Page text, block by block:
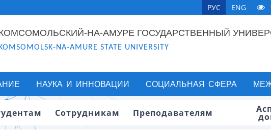
РУС ENG
НА-АМУРЕ ГОСУДАРСТВЕННЫЙ
KOMSOMOLSK-NA-AMURE STATE UNIVERSITY
НАУКА И ИННОВАЦИИ СОЦИАЛЬНАЯ СФЕРА
Сотрудникам Преподавателям